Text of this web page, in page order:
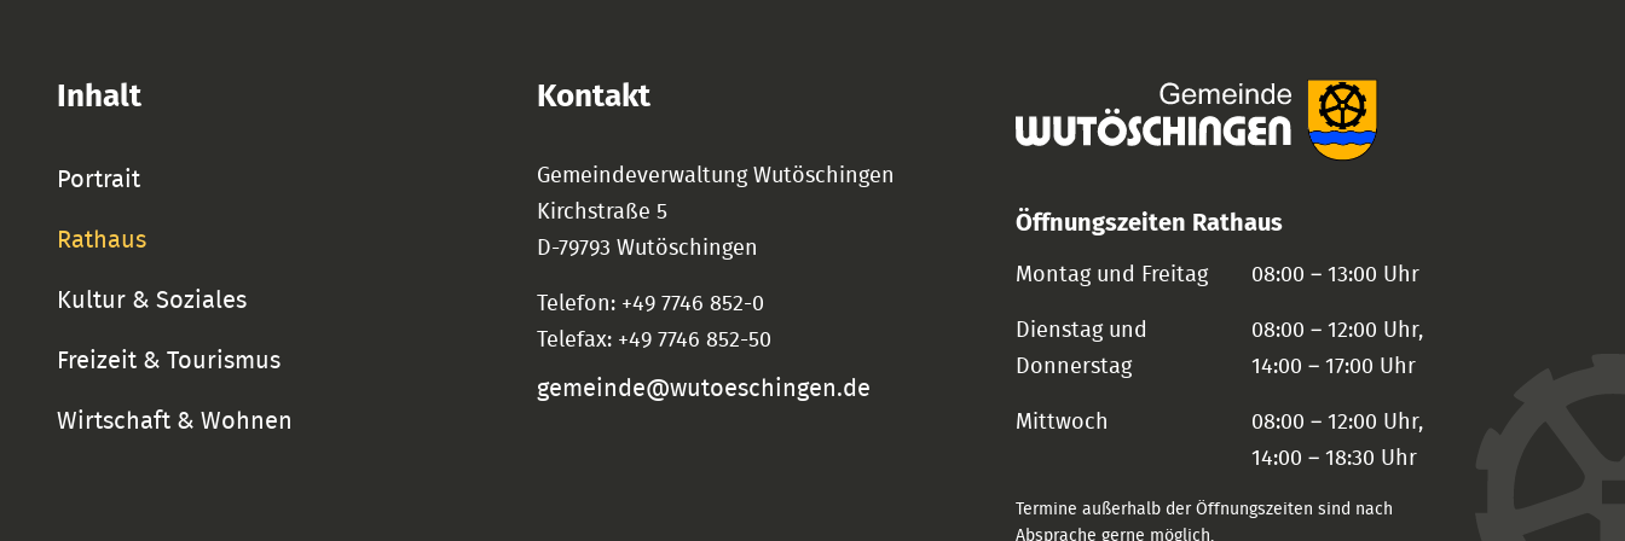
Inhalt
Portrait
Rathaus
Kultur & Soziales
Freizeit & Tourismus
Wirtschaft & Wohnen
Kontakt
Gemeindeverwaltung Wutöschingen
Kirchstraße 5
D-79793 Wutöschingen
Telefon: +49 7746 852-0
Telefax: +49 7746 852-50
gemeinde@wutoeschingen.de
Öffnungszeiten Rathaus
Montag und Freitag 08:00 – 13:00 Uhr
Dienstag und
Donnerstag
08:00 – 12:00 Uhr,
14:00 – 17:00 Uhr
Mittwoch
08:00 – 12:00 Uhr,
14:00 – 18:30 Uhr
Termine außerhalb der Öffnungszeiten sind nach
Absprache gerne möglich.